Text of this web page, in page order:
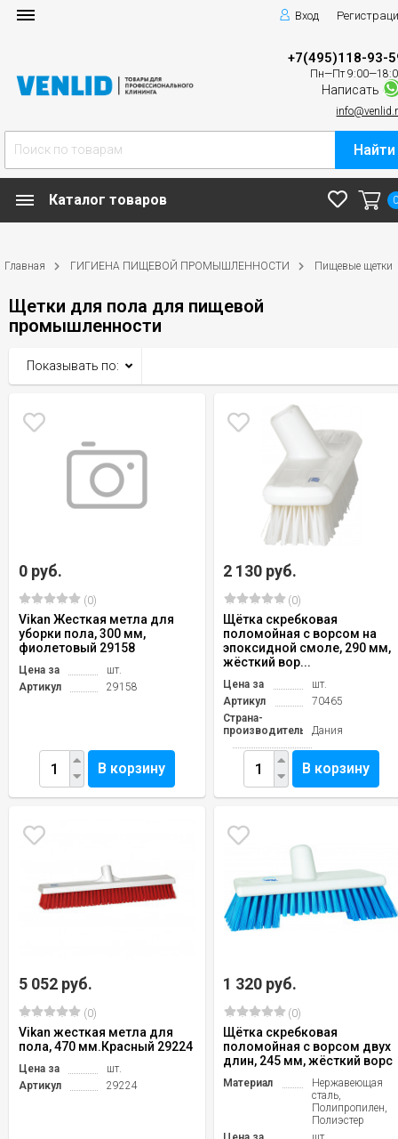
Вход
+7(495)118-93-
Пн—Пт
Написать
Найти
Каталог товаров
Главная ГИГИЕНА ПИЩЕВОЙ ПРОМЫШЛЕННОСТИ Пищевые щетки
Щетки для пола для пищевой
промышленности
Показывать по:
0 руб.
(0)
Vikan Жесткая метла для
уборки пола, 300 мм,
фиолетовый 29158
Цена за
шт.
Артикул
29158
В корзину
2 130 руб.
(0)
Щётка скребковая
поломойная с ворсом на
эпоксидной смоле, 290 мм,
жёсткий вор...
Цена за
шт.
Артикул
70465
Страна-
производитель
Дания
В корзину
5 052 руб.
(0)
Vikan жесткая метла для
пола, 470 мм.Красный 29224
Цена за
шт.
Артикул
29224
1 320 руб.
(0)
Щётка скребковая
поломойная с ворсом двух
длин, 245 мм, жёсткий ворс
Материал
Нержавеющая
сталь,
Полипропилен,
Полиэстер